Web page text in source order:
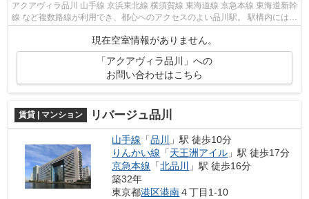
アクアヴィラ品川 山手線 京浜東北線 横須賀線 東海道線 京急本線 東海道新幹
線 など複数路線が利用でき、都心へのアクセスのよい品川駅。 駅構内には、
現在空室情報がありません。
「アクアヴィラ品川」への
お問い合わせはこちら
賃貸 | マンション リバージュ品川
山手線 「品川
」駅 徒歩10分
りんかい線 「天王洲アイル 」駅 徒歩17分
京急本線 「北品川
」駅 徒歩16分
築32年
東京都港区港南４丁目1-10